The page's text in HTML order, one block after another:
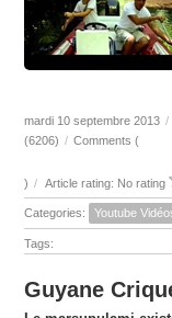
mardi 10 septembre 2013 /
(6206) / Comments (
) / Article rating: No rating
Categories: Youtube
Tags:
Guyane